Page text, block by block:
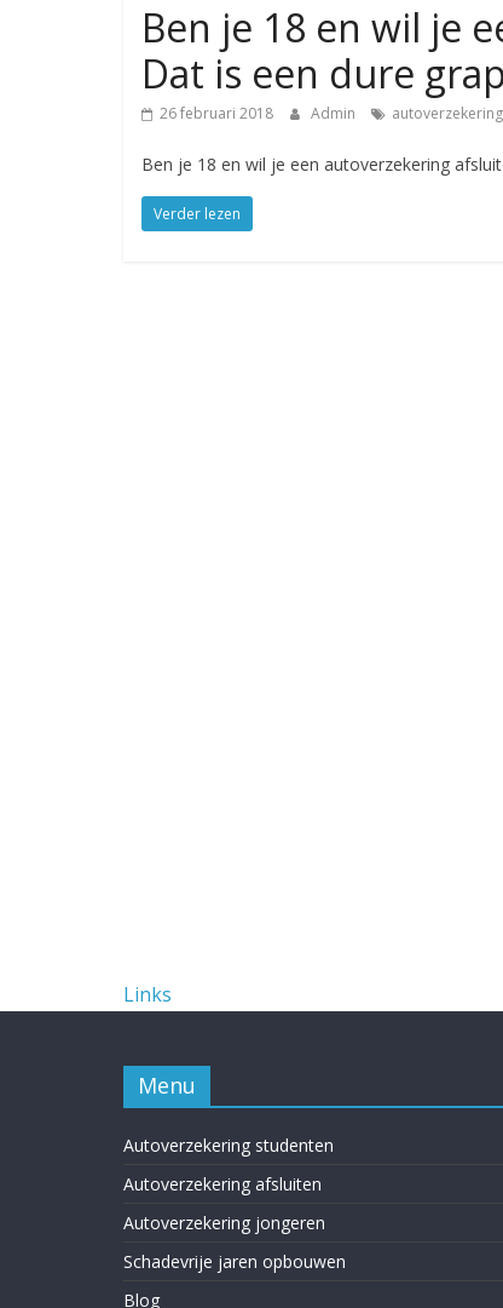
Ben je 18 en wil je
Dat is een dure
26 februari 2018 Admin
Ben je 18 en wil je een autoverzekering
Verder lezen
Links
Menu
Autoverzekering studenten
Autoverzekering afsluiten
Autoverzekering jongeren
Schadevrije jaren opbouwen
Blog